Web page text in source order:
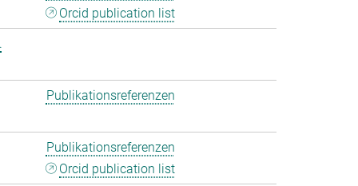
Orcid publication list
Publikationsreferenzen
Publikationsreferenzen
Orcid publication list